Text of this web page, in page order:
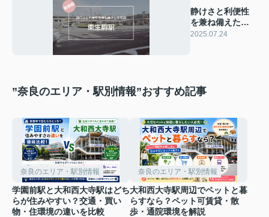
静けさと利便性
を兼ね備えた住
宅地 ― 東生駒駅
2025.07.24
”奈良のエリア・駅別情報”おすすめ記事
奈良のエリア・駅別情報
学園前駅と大和西大寺駅はどち
らが住みやすい？交通・買い
物・住環境の違いを比較
奈良のエリア・駅別情報
大和西大寺駅周辺でペットと暮
らすなら？ペット可賃貸・散
歩・通院環境を解説